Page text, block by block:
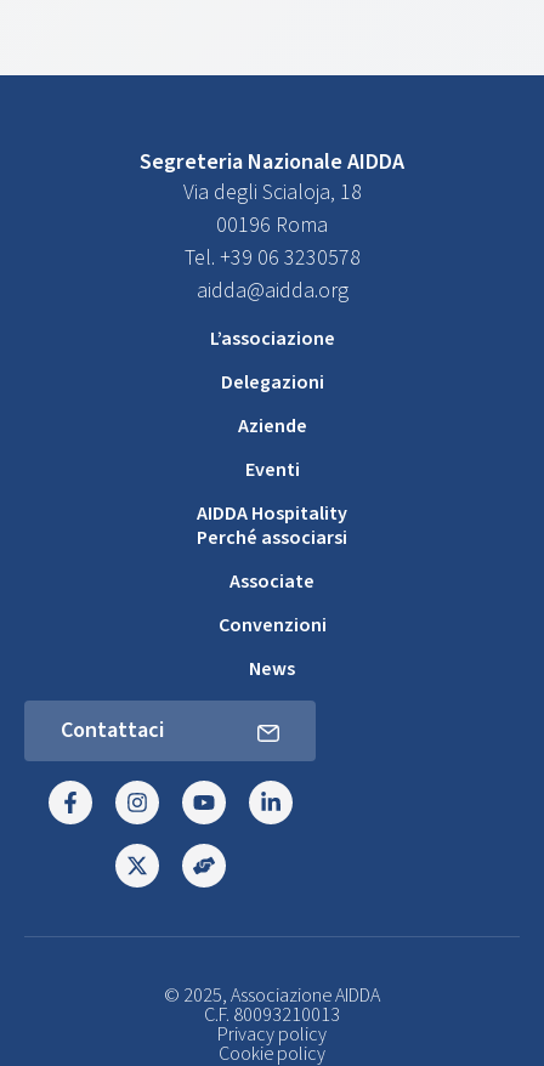
Segreteria Nazionale AIDDA
Via degli Scialoja, 18
00196 Roma
Tel. +39 06 3230578
aidda@aidda.org
L’associazione
Delegazioni
Aziende
Eventi
AIDDA Hospitality
Perché associarsi
Associate
Convenzioni
News
Contattaci
© 2025, Associazione AIDDA
C.F. 80093210013
Privacy policy
Cookie policy